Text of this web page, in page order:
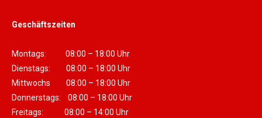
Geschäftszeiten
Montags: 08:00 – 18:00 Uhr
Dienstags: 08:00 – 18:00 Uhr
Mittwochs 08:00 – 18:00 Uhr
Donnerstags: 08:00 – 18:00 Uhr
Freitags: 08:00 – 14:00 Uhr